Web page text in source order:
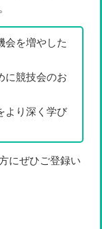
会を増やした
に競技会のお
より深く学び
にぜひご登録い